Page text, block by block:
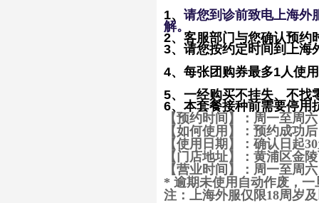
1、 请您到诊前致电上海外
解。
2、客服部门与您确认预约
3、请您按约定时间到上海
4、每张团购券最多1人使
5、一经购买不挂失、不找
6、本套餐接种前需要停用
【预约时间】：周一至周
【如何使用】：预约成功
【使用日期】：确认 日起
【门店地址】：黄浦区金
【营业时间】： 周一至周
* 逾期未使用自动作废，
注：上海外服仅限18周岁